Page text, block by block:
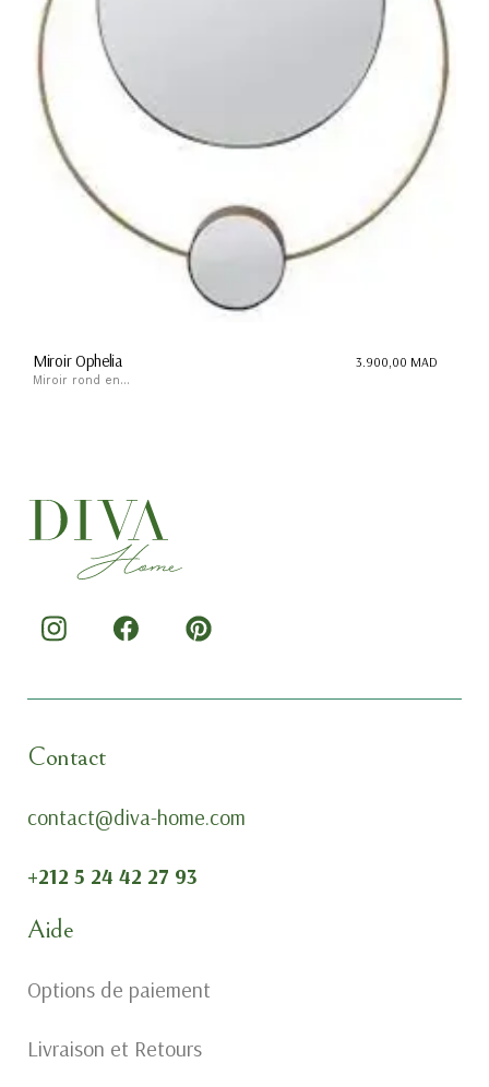
Miroir Ophelia
Miroir rond en...
3.900,00 MAD
Contact
contact@diva-home.com
+212 5 24 42 27 93
Aide
Options de paiement
Livraison et Retours